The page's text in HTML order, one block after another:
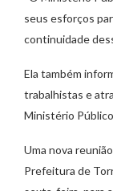
seus esforços
continuidade
Ela também
trabalhistas e
Ministério
Uma nova
Prefeitura de